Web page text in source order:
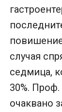
случая
седмица,
30%.
очаквано